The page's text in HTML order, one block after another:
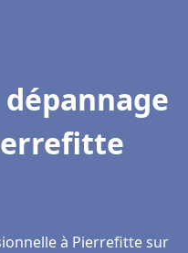
à Pierrefitte sur